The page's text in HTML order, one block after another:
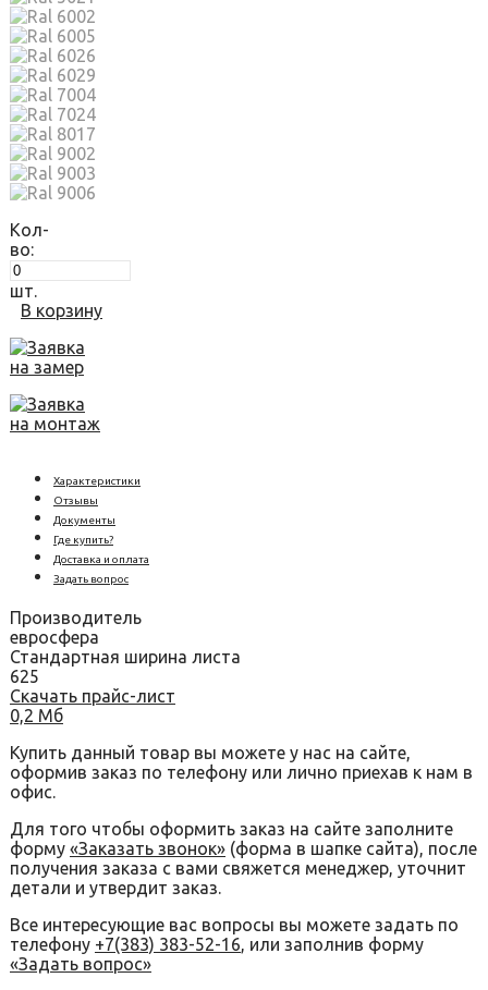
Кол-
во:
шт.
В корзину
Заявка
на замер
Заявка
на монтаж
Характеристики
Отзывы
Документы
Где купить?
Доставка и оплата
Задать вопрос
Производитель
евросфера
Стандартная ширина листа
625
Скачать прайс-лист
0,2 Мб
Купить данный товар вы можете у нас на сайте,
оформив заказ по телефону или лично приехав к нам в
офис.
Для того чтобы оформить заказ на сайте заполните
форму «Заказать звонок» (форма в шапке сайта), после
получения заказа с вами свяжется менеджер, уточнит
детали и утвердит заказ.
Все интересующие вас вопросы вы можете задать по
телефону +7(383) 383-52-16, или заполнив форму
«Задать вопрос»